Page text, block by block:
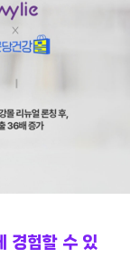
경험할 수 있